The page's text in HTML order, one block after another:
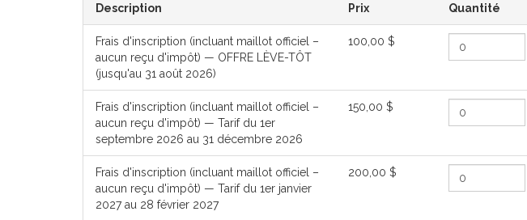
Description Prix Quantité
Frais d'inscription (incluant maillot officiel –
aucun reçu d'impôt) — OFFRE LÈVE-TÔT
(jusqu'au 31 août 2026)
100,00 $
Frais d'inscription (incluant maillot officiel –
aucun reçu d'impôt) — Tarif du 1er
septembre 2026 au 31 décembre 2026
150,00 $
Frais d'inscription (incluant maillot officiel –
aucun reçu d'impôt) — Tarif du 1er janvier
2027 au 28 février 2027
200,00 $